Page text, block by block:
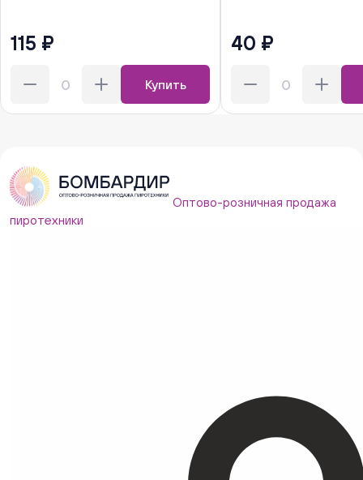
115 ₽
Купить
40 ₽
Оптово-розничная продажа
пиротехники